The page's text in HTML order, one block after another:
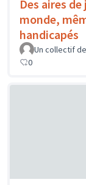
Des aires
monde,
handicapés
Un collectif
0